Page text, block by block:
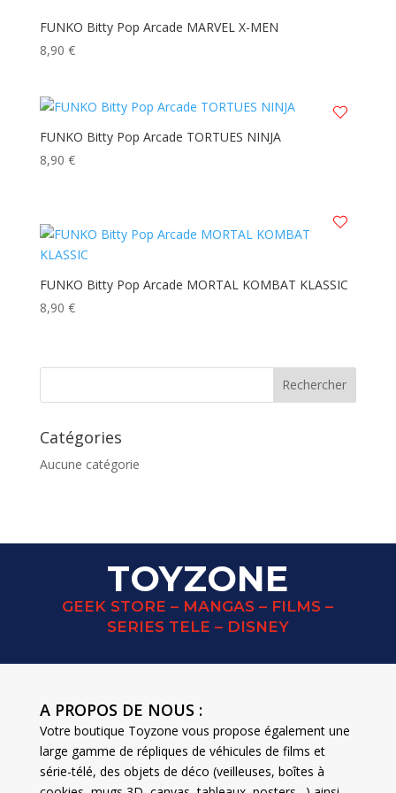
FUNKO Bitty Pop Arcade MARVEL X-MEN
8,90 €
FUNKO Bitty Pop Arcade TORTUES NINJA
8,90 €
FUNKO Bitty Pop Arcade MORTAL KOMBAT KLASSIC
8,90 €
Catégories
Aucune catégorie
TOYZONE
GEEK STORE – MANGAS – FILMS –
SERIES TELE – DISNEY
A PROPOS DE NOUS :
Votre boutique Toyzone vous propose également une
large gamme de répliques de véhicules de films et
série-télé, des objets de déco (veilleuses, boîtes à